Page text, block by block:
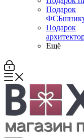
Подарок
Подарок
Ещё